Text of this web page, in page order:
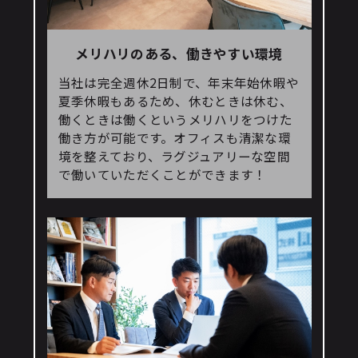
メリハリのある、働きやすい環境
当社は完全週休2日制で、年末年始休暇や
夏季休暇もあるため、休むときは休む、
働くときは働くというメリハリをつけた
働き方が可能です。オフィスも清潔な環
境を整えており、ラグジュアリーな空間
で働いていただくことができます！